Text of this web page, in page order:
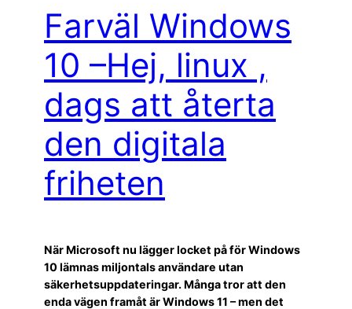
Farväl Windows
10 –Hej, linux ,
dags att återta
den digitala
friheten
När Microsoft nu lägger locket på för Windows
10 lämnas miljontals användare utan
säkerhetsuppdateringar. Många tror att den
enda vägen framåt är Windows 11 – men det